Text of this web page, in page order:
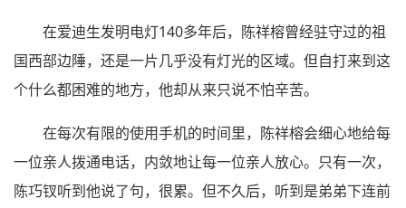
在爱迪生发明电灯140多年后，陈祥榕曾经驻守过的祖
国西部边陲，还是一片几乎没有灯光的区域。但自打来到这
个什么都困难的地方，他却从来只说不怕辛苦。
在每次有限的使用手机的时间里，陈祥榕会细心地给每
一位亲人拨通电话，内敛地让每一位亲人放心。只有一次，
陈巧钗听到他说了句，很累。但不久后，听到是弟弟下连前